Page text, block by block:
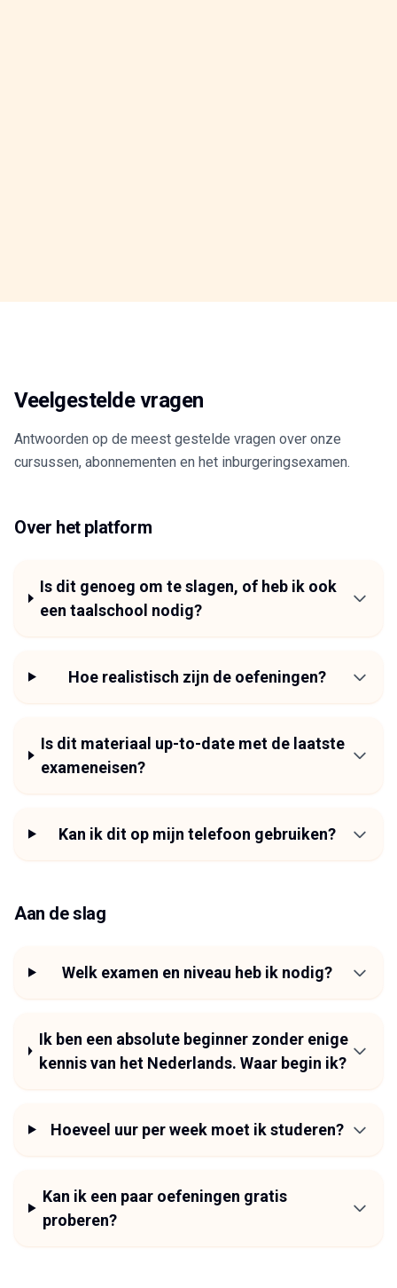
Veelgestelde vragen
Antwoorden op de meest gestelde vragen over onze
cursussen, abonnementen en het inburgeringsexamen.
Over het platform
Is dit genoeg om te slagen, of heb ik ook
een taalschool nodig?
Hoe realistisch zijn de oefeningen?
Is dit materiaal up-to-date met de laatste
exameneisen?
Kan ik dit op mijn telefoon gebruiken?
Aan de slag
Welk examen en niveau heb ik nodig?
Ik ben een absolute beginner zonder enige
kennis van het Nederlands. Waar begin ik?
Hoeveel uur per week moet ik studeren?
Kan ik een paar oefeningen gratis
proberen?